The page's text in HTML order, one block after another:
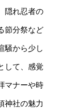
隠れ忍者の
節分祭など
騒から少し
して、感覚
マナーや時
神社の魅力